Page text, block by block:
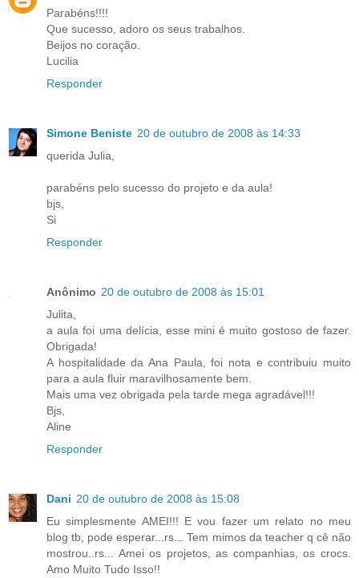
Parabéns!!!!
Que sucesso, adoro os seus trabalhos.
Beijos no coração.
Lucilia
Responder
Simone Beniste 20 de outubro de 2008 às 14:33
querida Julia,
parabéns pelo sucesso do projeto e da aula!
bjs,
Si
Responder
Anônimo 20 de outubro de 2008 às 15:01
Julita,
a aula foi uma delícia, esse mini é muito gostoso de fazer.
Obrigada!
A hospitalidade da Ana Paula, foi nota e contribuiu muito
para a aula fluir maravilhosamente bem.
Mais uma vez obrigada pela tarde mega agradável!!!
Bjs,
Aline
Responder
Dani 20 de outubro de 2008 às 15:08
Eu simplesmente AMEI!!! E vou fazer um relato no meu
blog tb, pode esperar...rs... Tem mimos da teacher q cê não
mostrou..rs... Amei os projetos, as companhias, os crocs.
Amo Muito Tudo Isso!!